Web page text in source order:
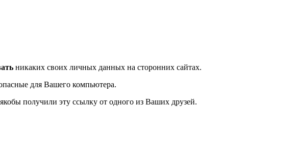
никаких своих личных данных на сторонних сайтах.
для Вашего компьютера.
получили эту ссылку от одного из Ваших друзей.